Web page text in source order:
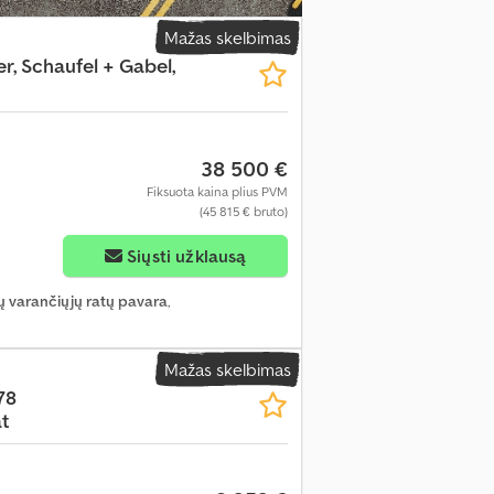
Mažas skelbimas
Schaufel + Gabel,
38 500 €
Fiksuota kaina plius PVM
(45 815 € bruto)
Siųsti užklausą
varančiųjų ratų pavara,
Mažas skelbimas